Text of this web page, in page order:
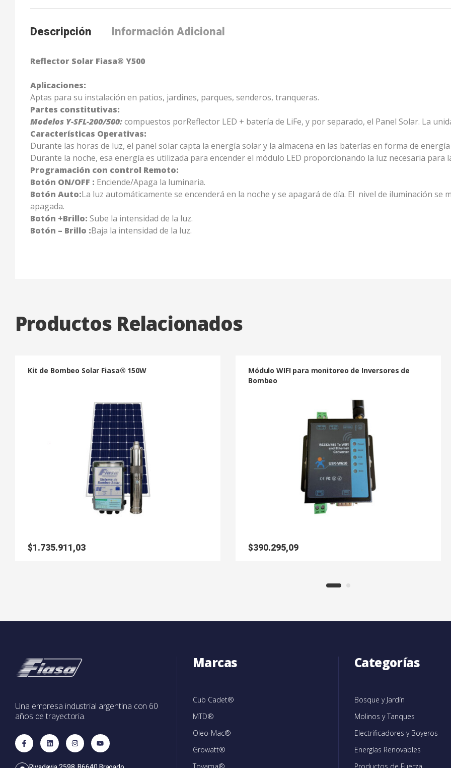
Descripción Información Adicional
Reflector Solar Fiasa® Y500
Aplicaciones:
Aptas para su instalación en patios, jardines, parques, senderos, tranqueras.
Partes constitutivas:
Modelos Y-SFL-200/500:compuestos porReflector LED + batería de LiFe, y por separado, el Panel Solar. La
Características Operativas:
Durante las horas de luz, el panel solar capta la energía solar y la almacena en las baterías en forma de energía
Durante la noche, esa energía es utilizada para encender el módulo LED proporcionando la luz necesaria para
Programación con control Remoto:
Botón ON/OFF : Enciende/Apaga la luminaria.
Botón Auto:La luz automáticamente se encenderá en la noche y se apagará de día. El nivel de iluminación se
apagada.
Botón +Brillo: Sube la intensidad de la luz.
Botón – Brillo :Baja la intensidad de la luz.
Productos Relacionados
Kit de Bombeo Solar Fiasa® 150W
$1.735.911,03
Módulo WIFI para monitoreo de Inversores de
Bombeo
$390.295,09
Una empresa industrial argentina con 60
años de trayectoria.
Marcas
Cub Cadet®
MTD®
Oleo-Mac®
Growatt®
Categorías
Bosque y Jardín
Molinos y Tanques
Electrificadores y Boyeros
Energías Renovables